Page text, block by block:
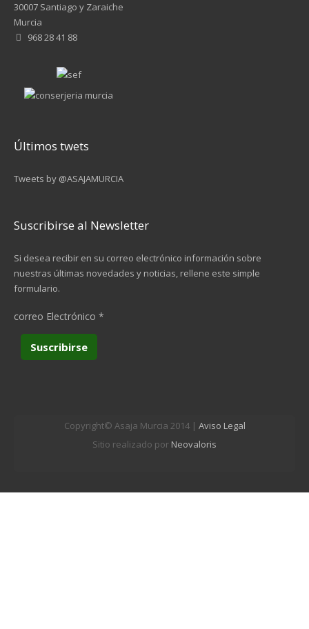
30007 Santiago y Zaraiche
Murcia
968 28 41 88
Últimos twets
Tweets by @ASAJAMURCIA
Suscribirse al Newsletter
Si desea recibir en su correo electrónico información sobre
nuestras últimas novedades y noticias, rellene este simple
formulario.
correo Electrónico *
Copyright© Asaja Murcia 2014 | Aviso Legal
Sitio realizado por Neovaloris